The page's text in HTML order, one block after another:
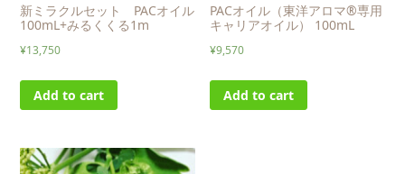
新ミラクルセット PACオイル
100mL+みるくくる1m
¥13,750
Add to cart
PACオイル（東洋アロマ®専用
キャリアオイル） 100mL
¥9,570
Add to cart